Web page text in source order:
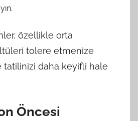
özellikle orta
tolere etmenize
tatilinizi daha keyifli hale
Öncesi